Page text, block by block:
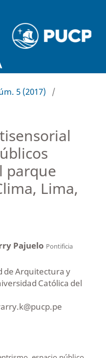
5 (2017)
/
parque
Lima,
Pajuelo Pontificia
de Arquitectura y
Católica del